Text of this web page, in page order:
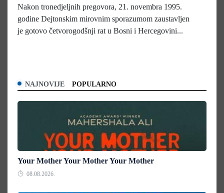
Nakon tronedjeljnih pregovora, 21. novembra 1995.
godine Dejtonskim mirovnim sporazumom zaustavljen
je gotovo četvorogodšnji rat u Bosni i Hercegovini...
NAJNOVIJE POPULARNO
Your Mother Your Mother Your Mother
08.08.2026.